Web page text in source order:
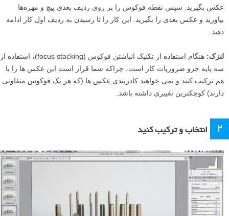
عکس بگیرید. سپس نقطه فوکوس را بر روی ردیف بعدی پیچ و مهره‌ها
بیاورید و عکس بعدی را بگیرید. این کار را تا رسیدن به ردیف اول کار ادامه
دهید.
لنزک:
هنگام استفاده از تکنیک انباشتن فوکوس (focus stacking)، استفاده از
سه پایه جزو ضروریات کار است، چراکه شما قرار است این عکس ها را با
هم ترکیب کنید و نمی خواهید کادربندی عکس ها (که هر یک فوکوس متفاوتی
دارند) کوچکترین تغییری داشته باشد.
۲ انتخاب و ترکیب کنید